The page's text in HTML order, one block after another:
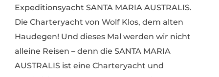
Expeditionsyacht SANTA MARIA AUSTRALIS.
Die Charteryacht von Wolf Klos, dem alten
Haudegen! Und dieses Mal werden wir nicht
alleine Reisen – denn die SANTA MARIA
AUSTRALIS ist eine Charteryacht und